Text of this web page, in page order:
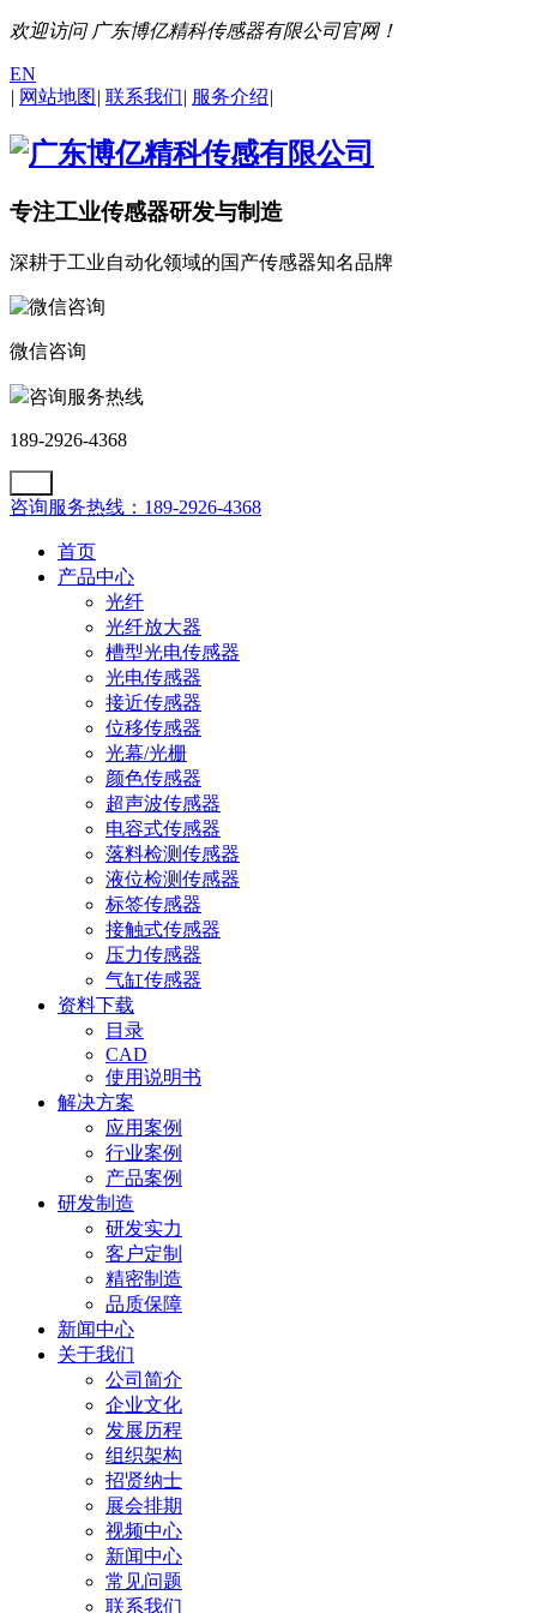
欢迎访问 广东博亿精科传感器有限公司官网！
EN
| 网站地图 | 联系我们| 服务介绍|
专注工业传感器研发与制造
深耕于工业自动化领域的国产传感器知名品牌
微信咨询
咨询服务热线
189-2926-4368
咨询服务热线：189-2926-4368
首页
产品中心
光纤
光纤放大器
槽型光电传感器
光电传感器
接近传感器
位移传感器
光幕/光栅
颜色传感器
超声波传感器
电容式传感器
落料检测传感器
液位检测传感器
标签传感器
接触式传感器
压力传感器
气缸传感器
资料下载
目录
CAD
使用说明书
解决方案
应用案例
行业案例
产品案例
研发制造
研发实力
客户定制
精密制造
品质保障
新闻中心
关于我们
公司简介
企业文化
发展历程
组织架构
招贤纳士
展会排期
视频中心
新闻中心
常见问题
联系我们